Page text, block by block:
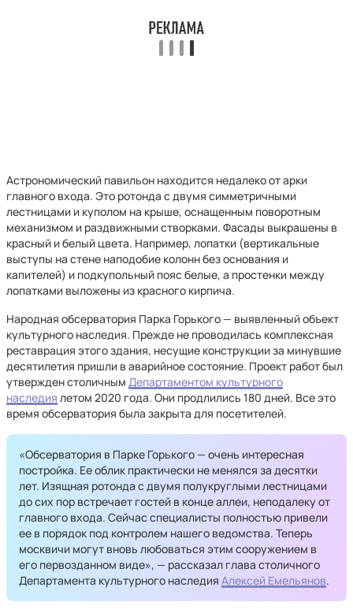
Астрономический павильон находится недалеко от арки
главного входа. Это ротонда с двумя симметричными
лестницами и куполом на крыше, оснащенным поворотным
механизмом и раздвижными створками. Фасады выкрашены в
красный и белый цвета. Например, лопатки (вертикальные
выступы на стене наподобие колонн без основания и
капителей) и подкупольный пояс белые, а простенки между
лопатками выложены из красного кирпича.
Народная обсерватория Парка Горького — выявленный объект
культурного наследия. Прежде не проводилась комплексная
реставрация этого здания, несущие конструкции за минувшие
десятилетия пришли в аварийное состояние. Проект работ был
утвержден столичным Департаментом культурного
наследия летом 2020 года. Они продлились 180 дней. Все это
время обсерватория была закрыта для посетителей.
«Обсерватория в Парке Горького — очень интересная
постройка. Ее облик практически не менялся за десятки
лет. Изящная ротонда с двумя полукруглыми лестницами
до сих пор встречает гостей в конце аллеи, неподалеку от
главного входа. Сейчас специалисты полностью привели
ее в порядок под контролем нашего ведомства. Теперь
москвичи могут вновь любоваться этим сооружением в
его первозданном виде», — рассказал глава столичного
Департамента культурного наследия Алексей Емельянов.